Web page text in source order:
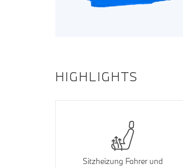
HIGHLIGHTS
Sitzheizung Fahrer und